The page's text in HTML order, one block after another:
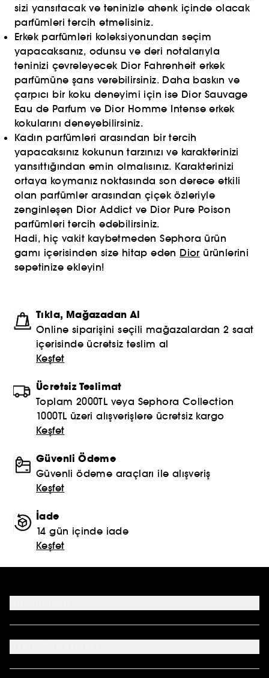
sizi yansıtacak ve teninizle ahenk içinde olacak
parfümleri tercih etmelisiniz.
Erkek parfümleri koleksiyonundan seçim
yapacaksanız, odunsu ve deri notalarıyla
teninizi çevreleyecek Dior Fahrenheit erkek
parfümüne şans verebilirsiniz. Daha baskın ve
çarpıcı bir koku deneyimi için ise Dior Sauvage
Eau de Parfum ve Dior Homme Intense erkek
kokularını deneyebilirsiniz.
Kadın parfümleri arasından bir tercih
yapacaksınız kokunun tarzınızı ve karakterinizi
yansıttığından emin olmalısınız. Karakterinizi
ortaya koymanız noktasında son derece etkili
olan parfümler arasından çiçek özleriyle
zenginleşen Dior Addict ve Dior Pure Poison
parfümleri tercih edebilirsiniz.
Hadi, hiç vakit kaybetmeden Sephora ürün
gamı içerisinden size hitap eden Dior ürünlerini
sepetinize ekleyin!
Tıkla, Mağazadan Al
Online siparişini seçili mağazalardan 2 saat
içerisinde ücretsiz teslim al
Keşfet
Ücretsiz Teslimat
Toplam 2000TL veya Sephora Collection
1000TL üzeri alışverişlere ücretsiz kargo
Keşfet
Güvenli Ödeme
Güvenli ödeme araçları ile alışveriş
Keşfet
İade
14 gün içinde iade
Keşfet
Mağazalar
Profil Bilgilerim
Genel Şartlar ve Koşullar